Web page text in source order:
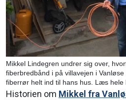
Mikkel Lindegren undrer sig over,
fiberbredbånd i på villavejen i
fiberrør helt ind til hans hus. Læs hele
Historien om Mikkel fra